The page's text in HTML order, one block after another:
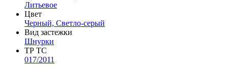
Литьевое
Цвет
Черный, Светло-серый
Вид застежки
Шнурки
ТР ТС
017/2011